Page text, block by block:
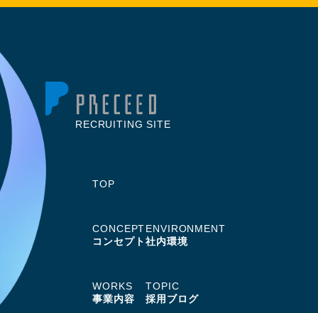
RECRUITING SITE
TOP
CONCEPT
コンセプト
WORKS
事業内容
ENVIRONMENT
社内環境
TOPIC
採用ブログ